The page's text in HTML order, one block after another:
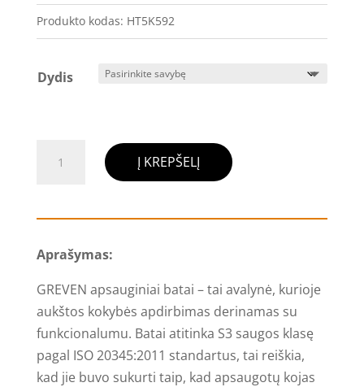
Produkto kodas: HT5K592
Dydis
kiekis:
darbo
HOGERT
GREVEN
S3L
SR,
Į KREPŠELĮ
Aprašymas:
GREVEN apsauginiai batai – tai avalynė, kurioje
aukštos kokybės apdirbimas derinamas su
funkcionalumu. Batai atitinka S3 saugos klasę
pagal ISO 20345:2011 standartus, tai reiškia,
kad jie buvo sukurti taip, kad apsaugotų kojas